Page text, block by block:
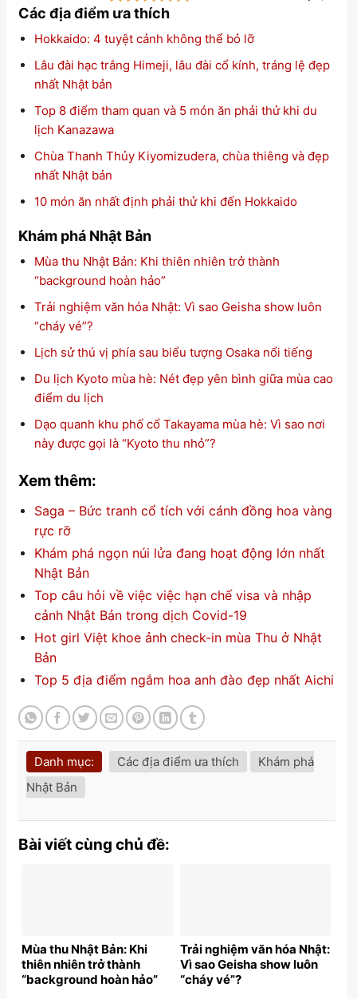
Các địa điểm ưa thích
Hokkaido: 4 tuyệt cảnh không thể bỏ lỡ
Lâu đài hạc trắng Himeji, lâu đài cổ kính, tráng lệ đẹp
nhất Nhật bản
Top 8 điểm tham quan và 5 món ăn phải thử khi du
lịch Kanazawa
Chùa Thanh Thủy Kiyomizudera, chùa thiêng và đẹp
nhất Nhật bản
10 món ăn nhất định phải thử khi đến Hokkaido
Khám phá Nhật Bản
Mùa thu Nhật Bản: Khi thiên nhiên trở thành
“background hoàn hảo”
Trải nghiệm văn hóa Nhật: Vì sao Geisha show luôn
“cháy vé”?
Lịch sử thú vị phía sau biểu tượng Osaka nổi tiếng
Du lịch Kyoto mùa hè: Nét đẹp yên bình giữa mùa cao
điểm du lịch
Dạo quanh khu phố cổ Takayama mùa hè: Vì sao nơi
này được gọi là “Kyoto thu nhỏ”?
Xem thêm:
Saga – Bức tranh cổ tích với cánh đồng hoa vàng
rực rỡ
Khám phá ngọn núi lửa đang hoạt động lớn nhất
Nhật Bản
Top câu hỏi về việc việc hạn chế visa và nhập
cảnh Nhật Bản trong dịch Covid-19
Hot girl Việt khoe ảnh check-in mùa Thu ở Nhật
Bản
Top 5 địa điểm ngắm hoa anh đào đẹp nhất Aichi
Danh mục: Các địa điểm ưa thích
Khám phá
Nhật Bản
Bài viết cùng chủ đề:
Mùa thu Nhật Bản: Khi
thiên nhiên trở thành
“background hoàn hảo”
Trải nghiệm văn hóa Nhật:
Vì sao Geisha show luôn
“cháy vé”?